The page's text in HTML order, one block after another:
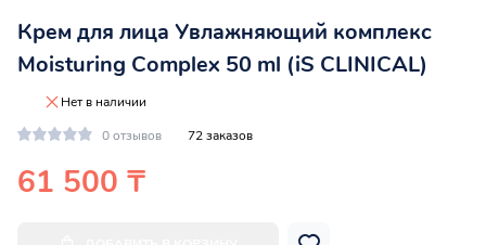
Крем для лица Увлажняющий комплекс
Moisturing Complex 50 ml (iS CLINICAL)
Нет в наличии
0 отзывов
72 заказов
61 500 ₸